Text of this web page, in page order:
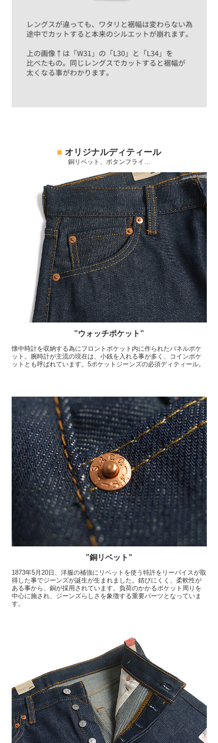
■ オリジナルディティール
銅リベット、ボタンフライ…
”ウォッチポケット”
懐中時計を収納する為にフロントポケット内に作られたパネルポケ
ット。腕時計が主流の現在は、小銭を入れる事が多く、コインポケ
ットとも呼ばれています。5ポケットジーンズの必須ディティール。
”銅リベット”
1873年5月20日、洋服の補強にリベットを使う特許をリーバイスが取
得した事でジーンズが誕生が生まれました。錆びにくく、柔軟性が
ある事から、銅が採用されています。負荷のかかるポケット周りを
中心に施され、ジーンズらしさを象徴する重要パーツとなっていま
す。